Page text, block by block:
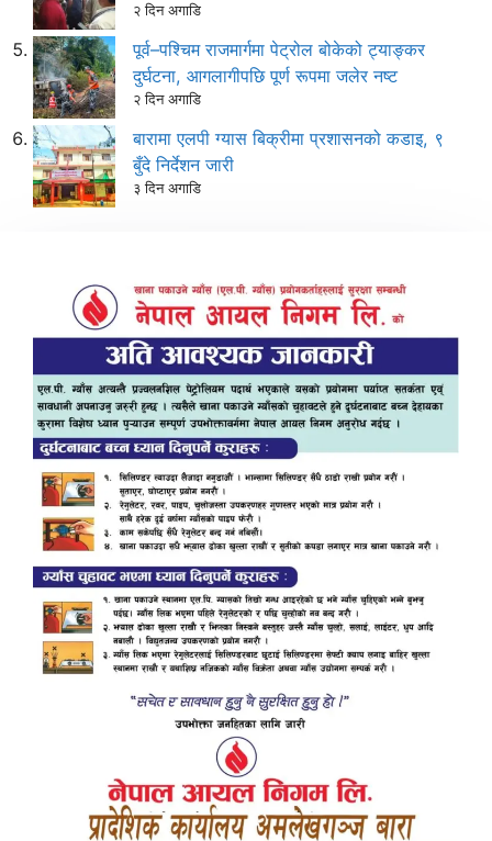
२ दिन अगाडि
पूर्व–पश्चिम राजमार्गमा पेट्रोल बोकेको ट्याङ्कर
दुर्घटना, आगलागीपछि पूर्ण रूपमा जलेर नष्ट
२ दिन अगाडि
बारामा एलपी ग्यास बिक्रीमा प्रशासनको कडाइ, ९
बुँदे निर्देशन जारी
३ दिन अगाडि